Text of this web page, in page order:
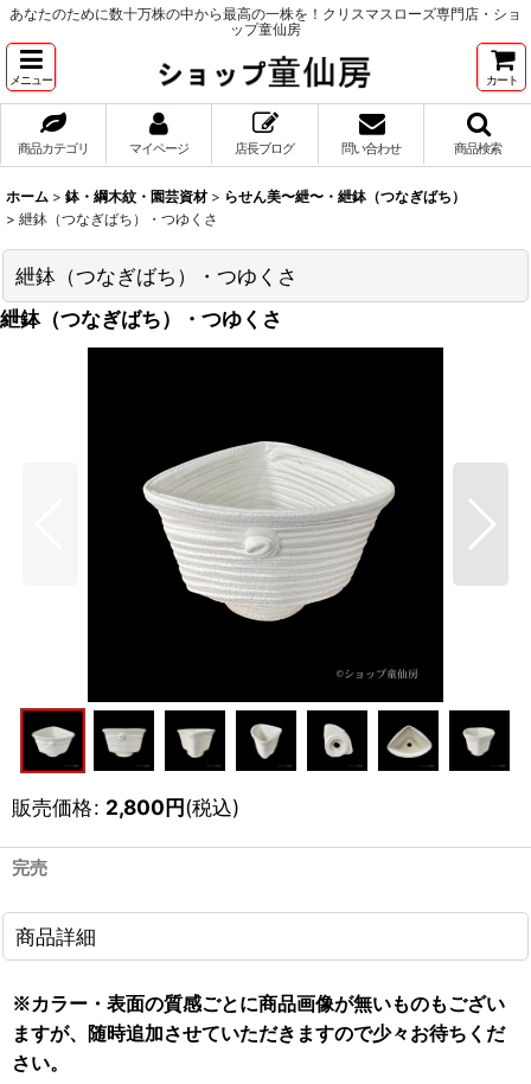
あなたのために数十万株の中から最高の一株を！クリスマスローズ専門店・ショ
ップ童仙房
メニュー カート
商品カテゴリ マイページ 店長ブログ 問い合わせ 商品検索
ホーム > 鉢・綱木紋・園芸資材 > らせん美〜紲〜・紲鉢（つなぎばち）
> 紲鉢（つなぎばち）・つゆくさ
紲鉢（つなぎばち）・つゆくさ
紲鉢（つなぎばち）・つゆくさ
販売価格: 2,800円(税込)
完売
商品詳細
※カラー・表面の質感ごとに商品画像が無いものもござい
ますが、随時追加させていただきますので少々お待ちくだ
さい。